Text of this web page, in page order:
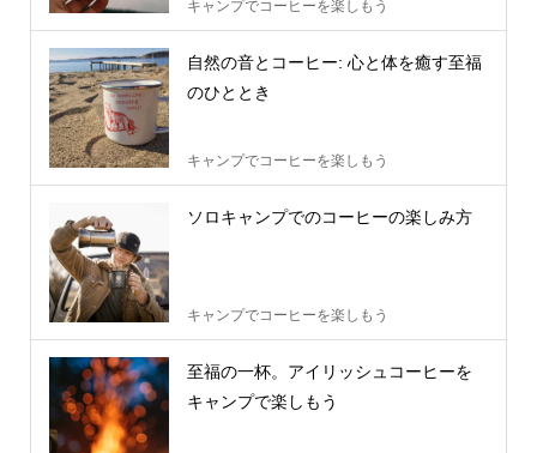
キャンプでコーヒーを楽しもう
自然の音とコーヒー: 心と体を癒す至福
のひととき
キャンプでコーヒーを楽しもう
ソロキャンプでのコーヒーの楽しみ方
キャンプでコーヒーを楽しもう
至福の一杯。アイリッシュコーヒーを
キャンプで楽しもう